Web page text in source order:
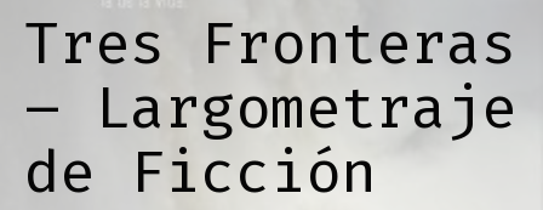
Tres Fronteras
– Largometraje
de Ficción